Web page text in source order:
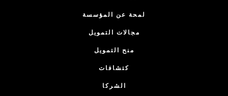
لمحة عن المؤسسة
مجالات التمويل
منح التمويل
كتشافات
الشركا